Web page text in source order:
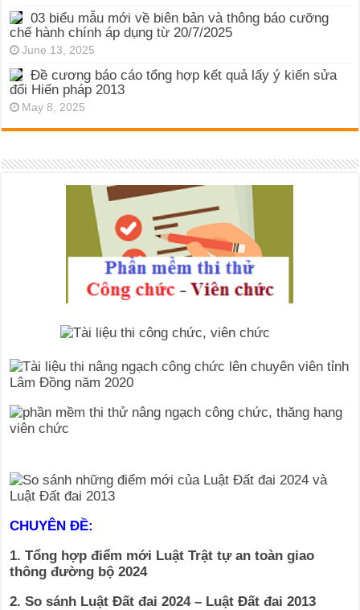
03 biểu mẫu mới về biên bản và thông báo cưỡng
chế hành chính áp dụng từ 20/7/2025
June 13, 2025
Đề cương báo cáo tổng hợp kết quả lấy ý kiến sửa
đổi Hiến pháp 2013
May 8, 2025
CHUYÊN ĐỀ:
1. Tổng hợp điểm mới Luật Trật tự an toàn giao
thông đường bộ 2024
2. So sánh Luật Đất đai 2024 – Luật Đất đai 2013